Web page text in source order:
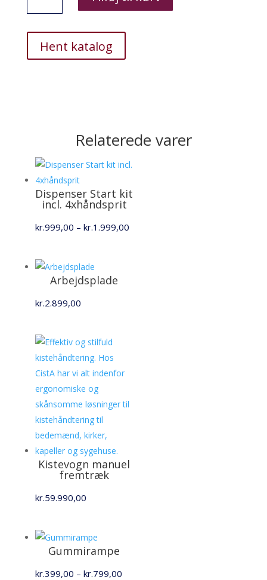
fremtræk
Highline
antal
Hent katalog
Relaterede varer
Dispenser Start kit
incl. 4xhåndsprit
kr.999,00 – kr.1.999,00Prisinterval:
Arbejdsplade
kr.2.899,00
Kistevogn manuel
fremtræk
kr.59.990,00
Gummirampe
kr.399,00 – kr.799,00Prisinterval: